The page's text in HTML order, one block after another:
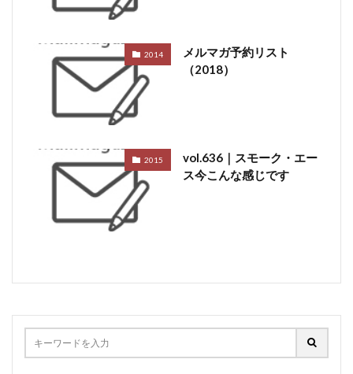
2014
メルマガ予約リスト
（2018）
2015
vol.636｜スモーク・エー
ス今こんな感じです